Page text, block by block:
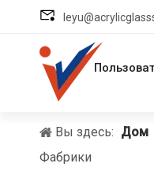
Вы здесь: Дом
Фабрики